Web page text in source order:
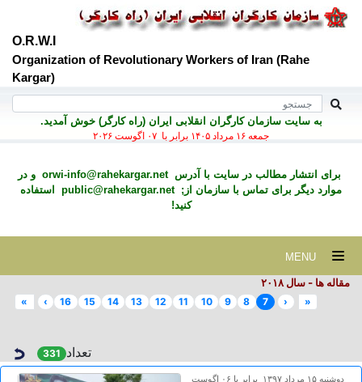
O.R.W.I
Organization of Revolutionary Workers of Iran (Rahe
Kargar)
به سايت سازمان کارگران انقلابی ايران (راه کارگر) خوش آمديد.
جمعه ۱۶ مرداد ۱۴۰۵ برابر با ۰۷ اگوست ۲۰۲۶
برای انتشار مطالب در سايت با آدرسorwi-info@rahekargar.net و در
موارد ديگر برای تماس با سازمان از;public@rahekargar.net
استفاده
کنید!
مقاله ها - سال ۲٠۱۸
«
‹
7
8
9
10
11
12
13
14
15
16
›
»
تعداد 331
دوشنبه ۱۵ مرداد ۱۳۹۷ برابر با ۰۶ اگوست